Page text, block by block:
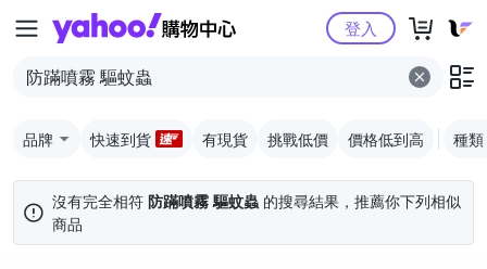
Yahoo購物中心登入
品牌 快速到貨 有現貨 挑戰低價 價格低到高 種類
沒有完全相符 防蹣噴霧 驅蚊蟲的搜尋結果，推薦你下列相似
商品